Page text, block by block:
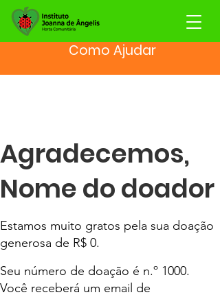
Como Ajudar
Agradecemos,
Nome do doador
Estamos muito gratos pela sua doação
generosa de R$ 0.
Seu número de doação é n.º 1000.
Você receberá um email de